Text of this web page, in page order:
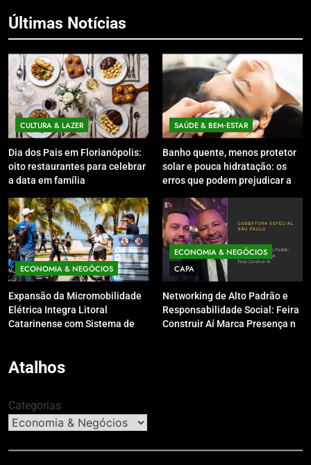
Últimas Notícias
CULTURA & LAZER
Dia dos Pais em Florianópolis:
oito restaurantes para celebrar
a data em família
SAÚDE & BEM‑ESTAR
Banho quente, menos protetor
solar e pouca hidratação: os
erros que podem prejudicar a
inverno
ECONOMIA & NEGÓCIOS
Expansão da Micromobilidade
Elétrica Integra Litoral
Catarinense com Sistema de
ECONOMIA & NEGÓCIOS
CAPA
Networking de Alto Padrão e
Responsabilidade Social: Feira
Construir Aí Marca Presença no
Atalhos
Categorias